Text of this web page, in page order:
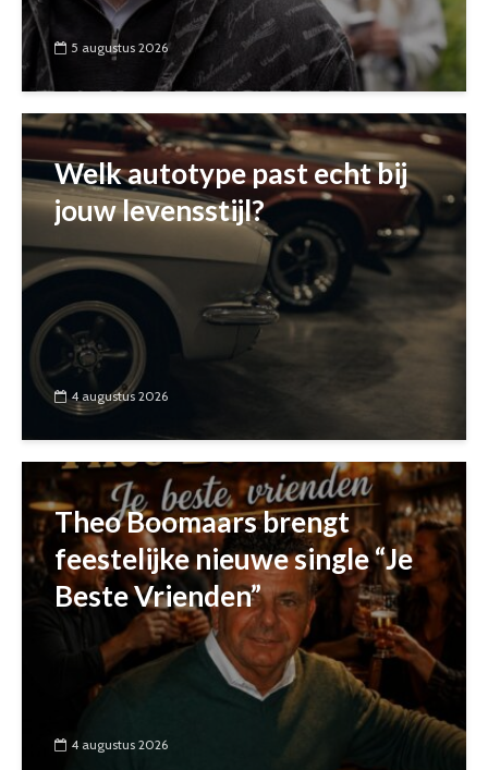
5 augustus 2026
Welk autotype past echt bij
jouw levensstijl?
4 augustus 2026
Theo Boomaars brengt
feestelijke nieuwe single “Je
Beste Vrienden”
4 augustus 2026